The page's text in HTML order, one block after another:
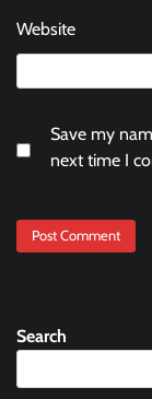
Website
Save my
next time I
Search